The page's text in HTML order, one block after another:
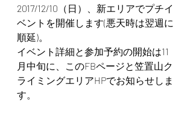
2017/12/10（日）、新エリアでプチイ
ベントを開催します(悪天時は翌週に
順延)。
イベント詳細と参加予約の開始は11
月中旬に、このFBページと笠置山ク
ライミングエリアHPでお知らせしま
す。